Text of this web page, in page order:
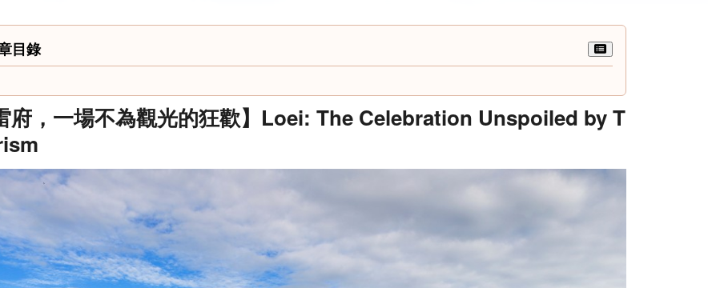
目錄
府，一場不為觀光的狂歡】Loei: The Celebration Unspoiled by T